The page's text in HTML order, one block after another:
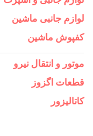
لوازم جانبی ماشین
کفپوش ماشین
موتور و انتقال نیرو
قطعات اگزوز
کاتالیزور